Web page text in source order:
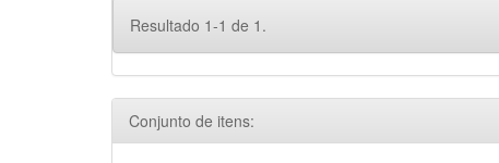
Resultado 1-1 de 1.
Conjunto de itens: